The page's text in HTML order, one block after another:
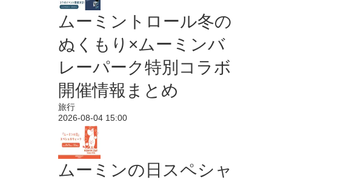
ムーミントロール冬の
ぬくもり×ムーミンバ
レーパーク特別コラボ
開催情報まとめ
旅行
2026-08-04 15:00
ムーミンの日スペシャ